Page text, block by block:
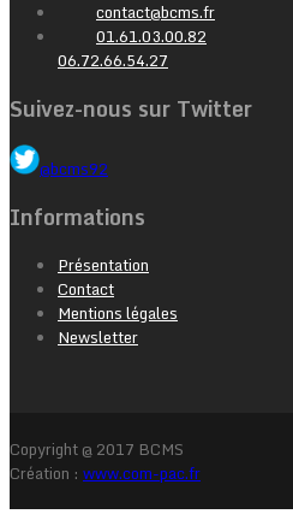
contact@bcms.fr
01.61.03.00.82
06.72.66.54.27
Suivez-nous sur Twitter
@bcms92
Informations
Présentation
Contact
Mentions légales
Newsletter
Copyright @ 2017 BCMS
Création : www.com-pac.fr